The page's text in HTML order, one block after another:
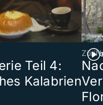
Teil 4:
Kalabrien